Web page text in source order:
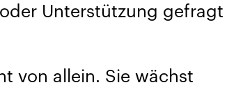
Unterstützung gefragt
von allein. Sie wächst